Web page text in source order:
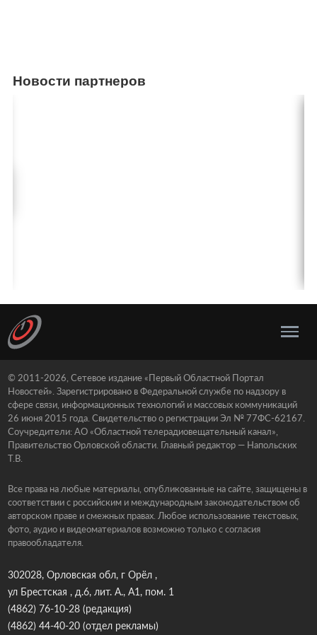
Новости партнеров
© 2011-2026, Сетевое издание «Первый Областной Портал
Новостей». Зарегистрировано в Федеральной службе по надзору в
сфере связи, информационных технологий и массовых коммуникаций
26 июня 2015 года. Свидетельство о регистрации Эл № 77ФС-62167.
Соучредители: АО «Областной телерадиовещательный канал»,
Правительство Орловской области. Главный редактор — Напольских
Т.В.
Все права на любые материалы, опубликованные на сайте, защищены в
соответствии с российским и международным законодательством об
авторском праве и смежных правах. Любое использование текстовых,
фото, аудио и видеоматериалов возможно только с согласия
правообладателя.
302028, Орловская обл, г Орёл ,
ул Брестская , д.6, лит. А., А1, пом. 1
(4862) 76-10-28(редакция)
(4862) 44-40-20(отдел рекламы)